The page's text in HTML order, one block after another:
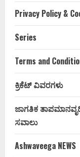
Privacy Policy &
Series
Terms and
ಕ್ರಿಕೆಟ್ ವಿವರಗಳು
ಜಾಗತಿಕ
ಸವಾಲು
Ashwaveega NEWS